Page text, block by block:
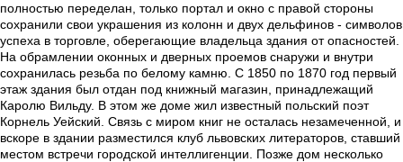
полностью переделан, только портал и окно с правой стороны
сохранили свои украшения из колонн и двух дельфинов - символов
успеха в торговле, оберегающие владельца здания от опасностей.
На обрамлении оконных и дверных проемов снаружи и внутри
сохранилась резьба по белому камню. С 1850 по 1870 год первый
этаж здания был отдан под книжный магазин, принадлежащий
Каролю Вильду. В этом же доме жил известный польский поэт
Корнель Уейский. Связь с миром книг не осталась незамеченной, и
вскоре в здании разместился клуб львовских литераторов, ставший
местом встречи городской интеллигенции. Позже дом несколько